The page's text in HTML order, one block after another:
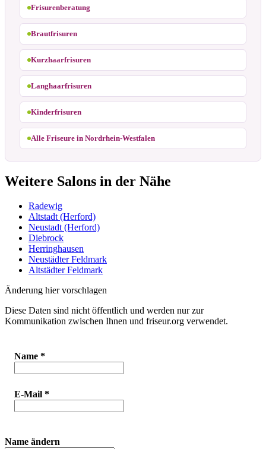
Frisurenberatung
Brautfrisuren
Kurzhaarfrisuren
Langhaarfrisuren
Kinderfrisuren
Alle Friseure in Nordrhein-Westfalen
Weitere Salons in der Nähe
Radewig
Altstadt (Herford)
Neustadt (Herford)
Diebrock
Herringhausen
Neustädter Feldmark
Altstädter Feldmark
Änderung hier vorschlagen
Diese Daten sind nicht öffentlich und werden nur zur
Kommunikation zwischen Ihnen und friseur.org verwendet.
Name *
E-Mail *
Name ändern